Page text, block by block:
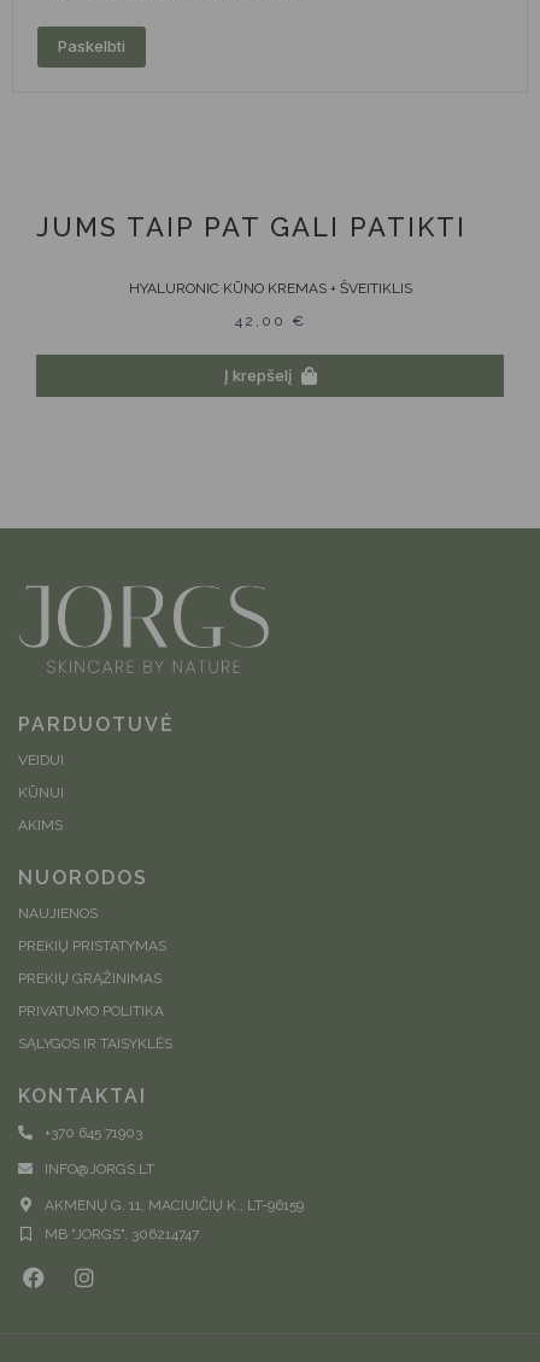
JUMS TAIP PAT GALI PATIKTI
HYALURONIC KŪNO KREMAS + ŠVEITIKLIS
42,00
€
Į krepšelį
PARDUOTUVĖ
VEIDUI
KŪNUI
AKIMS
NUORODOS
NAUJIENOS
PREKIŲ PRISTATYMAS
PREKIŲ GRĄŽINIMAS
PRIVATUMO POLITIKA
SĄLYGOS IR TAISYKLĖS
KONTAKTAI
+370 645 71903
INFO@JORGS.LT
AKMENŲ G. 11, MACIUIČIŲ K., LT-96159
MB "JORGS", 306214747